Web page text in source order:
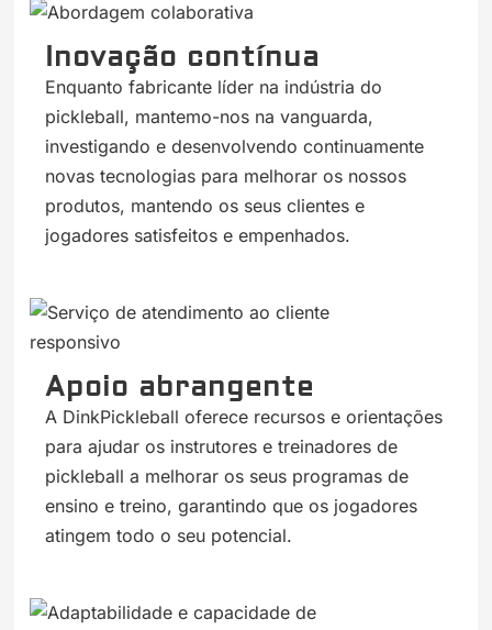
Inovação contínua
Enquanto fabricante líder na indústria do
pickleball, mantemo-nos na vanguarda,
investigando e desenvolvendo continuamente
novas tecnologias para melhorar os nossos
produtos, mantendo os seus clientes e
jogadores satisfeitos e empenhados.
Apoio abrangente
A DinkPickleball oferece recursos e orientações
para ajudar os instrutores e treinadores de
pickleball a melhorar os seus programas de
ensino e treino, garantindo que os jogadores
atingem todo o seu potencial.